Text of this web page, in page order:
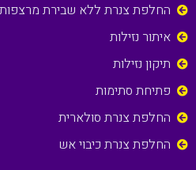
החלפת צנרת ללא שבירת מרצפות
איתור נזילות
תיקון נזילות
פתיחת סתימות
החלפת צנרת סולארית
החלפת צנרת כיבוי אש